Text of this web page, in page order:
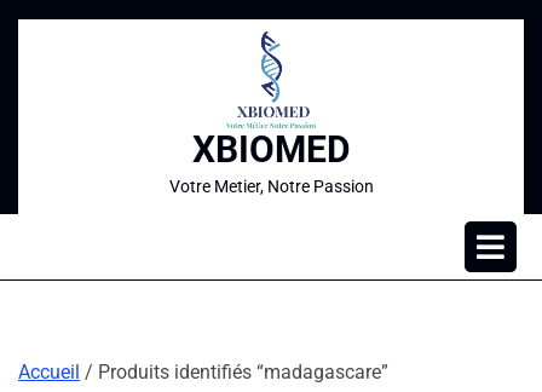
XBIOMED
Votre Metier, Notre Passion
Accueil / Produits identifiés “madagascare”